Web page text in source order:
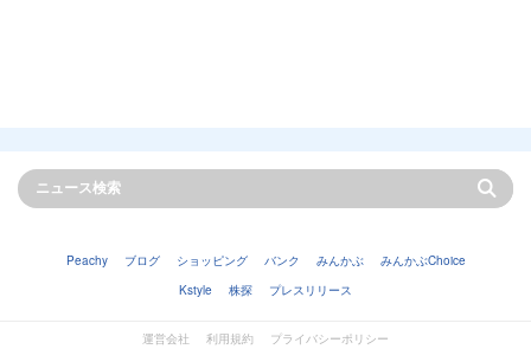
Peachy ブログ ショッピング バンク みんかぶ
みんかぶChoice
Kstyle
株探 プレスリリース
運営会社 利用規約 プライバシーポリシー